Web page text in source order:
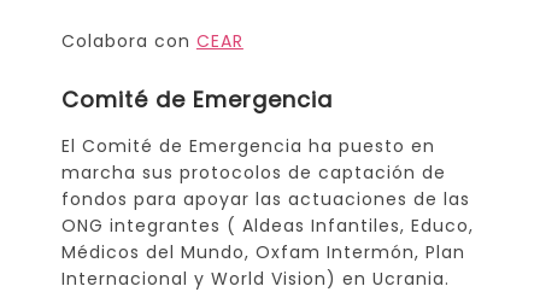
Colabora con CEAR
Comité de Emergencia
El Comité de Emergencia ha puesto en
marcha sus protocolos de captación de
fondos para apoyar las actuaciones de las
ONG integrantes ( Aldeas Infantiles, Educo,
Médicos del Mundo, Oxfam Intermón, Plan
Internacional y World Vision) en Ucrania.